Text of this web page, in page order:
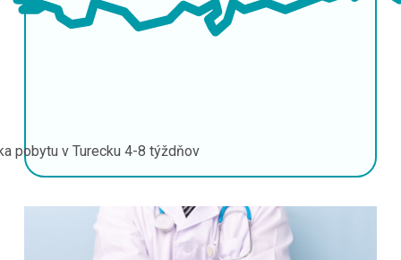
pobytu v Turecku 4-8 týždňov